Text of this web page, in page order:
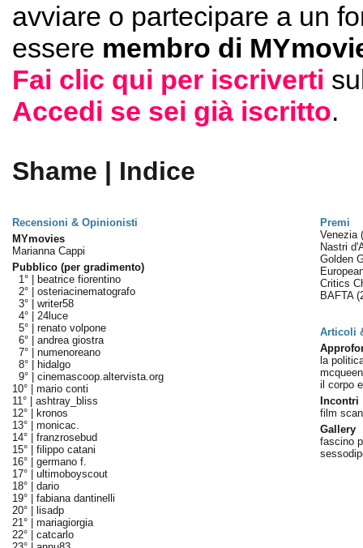
avviare o partecipare a un
essere membro di
Fai clic qui per iscriverti
Accedi se sei già iscritto.
Shame | Indice
Recensioni & Opinionisti
Premi
MYmovies
Marianna Cappi
Pubblico (per gradimento)
1° |
beatrice fiorentino
2° | osteriacinematografo
3° | writer58
4° | 24luce
5° | renato volpone
6° | andrea giostra
7° | numenoreano
8° |
hidalgo
9° | cinemascoop.altervista.org
10° | mario conti
11° | ashtray_bliss
12° |
kronos
13° | monicac.
14° | franzrosebud
15° | filippo catani
16° | germano f.
17° | ultimoboyscout
18° | dario
19° | fabiana dantinelli
20° |
lisadp
21° | mariagiorgia
22° | catcarlo
Venezia
Nastri
Golden
Critics
BAFTA
Articoli
la
mcqueen
il corpo
Incontri
film
Gallery
fascino